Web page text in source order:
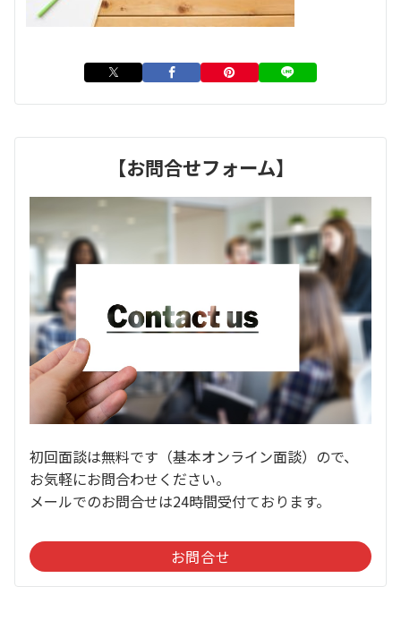
【お問合せフォーム】
初回面談は無料です（基本オンライン面談）ので、
お気軽にお問合わせください。
メールでのお問合せは24時間受付ております。
お問合せ